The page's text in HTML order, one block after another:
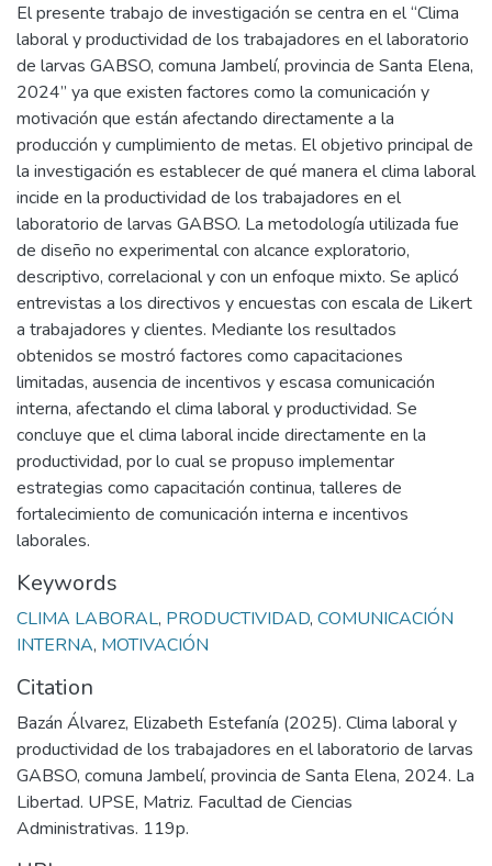
El presente trabajo de investigación se centra en el “Clima
laboral y productividad de los trabajadores en el laboratorio
de larvas GABSO, comuna Jambelí, provincia de Santa Elena,
2024” ya que existen factores como la comunicación y
motivación que están afectando directamente a la
producción y cumplimiento de metas. El objetivo principal de
la investigación es establecer de qué manera el clima laboral
incide en la productividad de los trabajadores en el
laboratorio de larvas GABSO. La metodología utilizada fue
de diseño no experimental con alcance exploratorio,
descriptivo, correlacional y con un enfoque mixto. Se aplicó
entrevistas a los directivos y encuestas con escala de Likert
a trabajadores y clientes. Mediante los resultados
obtenidos se mostró factores como capacitaciones
limitadas, ausencia de incentivos y escasa comunicación
interna, afectando el clima laboral y productividad. Se
concluye que el clima laboral incide directamente en la
productividad, por lo cual se propuso implementar
estrategias como capacitación continua, talleres de
fortalecimiento de comunicación interna e incentivos
laborales.
Keywords
CLIMA LABORAL, PRODUCTIVIDAD, COMUNICACIÓN
INTERNA, MOTIVACIÓN
Citation
Bazán Álvarez, Elizabeth Estefanía (2025). Clima laboral y
productividad de los trabajadores en el laboratorio de larvas
GABSO, comuna Jambelí, provincia de Santa Elena, 2024. La
Libertad. UPSE, Matriz. Facultad de Ciencias
Administrativas. 119p.